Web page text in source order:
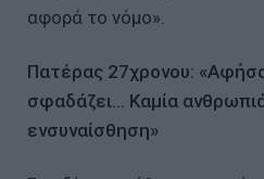
αφορά το νόμο».
Πατέρας 27χρονου:
σφαδάζει… Καμία
ενσυναίσθηση»